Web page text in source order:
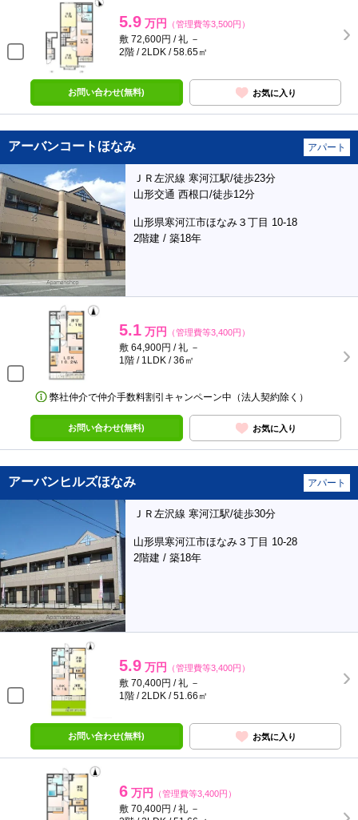
5.9 万円 （管理費等3,500円）
敷 72,600円 / 礼 －
2階 / 2LDK / 58.65㎡
お問い合わせ(無料) お気に入り
アーバンコートほなみ アパート
ＪＲ左沢線 寒河江駅/徒歩23分
山形交通 西根口/徒歩12分
山形県寒河江市ほなみ３丁目 10-18
2階建 / 築18年
5.1 万円 （管理費等3,400円）
敷 64,900円 / 礼 －
1階 / 1LDK / 36㎡
弊社仲介で仲介手数料割引キャンペーン中（法人契約除く）
お問い合わせ(無料) お気に入り
アーバンヒルズほなみ アパート
ＪＲ左沢線 寒河江駅/徒歩30分
山形県寒河江市ほなみ３丁目 10-28
2階建 / 築18年
5.9 万円 （管理費等3,400円）
敷 70,400円 / 礼 －
1階 / 2LDK / 51.66㎡
お問い合わせ(無料) お気に入り
6 万円 （管理費等3,400円）
敷 70,400円 / 礼 －